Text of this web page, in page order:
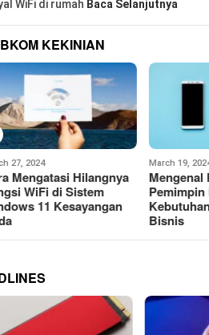
WiFi di rumah Baca Selanjutnya
KEKINIAN
19, 2024
Router TP-Link:
Pasar untuk
Rumahan dan
March 18,
12
Yang
Digunakan